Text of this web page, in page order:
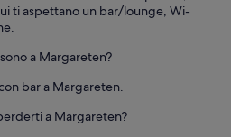
ti aspettano un bar/lounge, Wi-
a Margareten?
bar a Margareten.
a Margareten?